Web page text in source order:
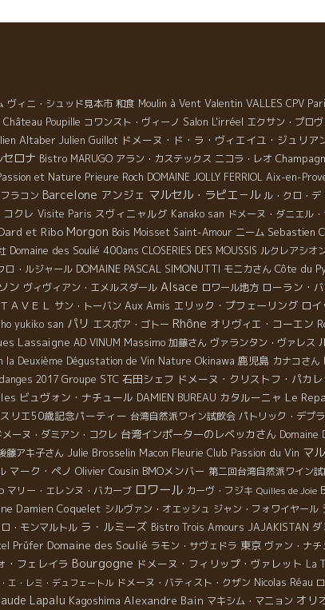
け。 彼らのPassionが、ワイン業界の大切な
る原動力になっていることは間違えのない
限、自分達が生計をたてる為に地球を汚す
もらいたい。地球は皆の家だ。 “美味しい
にやさしい”は両立する。
ヴィニ・シュッド見本市 和食 Moulin à Vent Valentin VALLES CPV
Château Poupille コワンスト・ヴィーノ Salon L'irréel エクサン・プロ
Altaber Julien Guillot ドメーヌ・ド・ラ・ヴィエイユ・ジュリア
ロナ Bistro MARUGO アラン・カステックス ニコラ・レオ
et Nature Prieure Roch DOMAINE JOLLY FERRIOL Aix-en-
ラコン Barcelone アンジェ マルセル・ラピエ－ル ル・クロ・デ
クレ Visite Paris スヴィニャルグ Kanako san ドメーヌ・ダニエル
et Ribo Morgon Bois Moisset Saint-Amour ニーム Sebastien
Domaine des Soulié 400ans CLOSERIES DES MOUSSIS ルクレアシオ
ロ・ルジャール DOMAINE PASCAL SIMONUTTI モニカさん Côte du
ン ヴィヴィアン・エメルスダール Alsace ロワール地方 ローラン・
ＴＡＶＥＬ サン・トーバン Aux Amis エリック・プフェーリング ロ
yukiko san パリ エスポア・ゴトー Rhône オリヴィエ・コーエン
Lassaigne AD VINUM Massimo 加藤さん ヴァランタン・ヴァレス
la Deuxième Dégustation de Vin Nature Okinawa 鹿児島 カナコさん
2017 Groupe STC 石田シェフ ドメーヌ・クリストフ・パカレ
ビュヴォン・ナチュール DAMIEN BUREAU カタルーニャ Le
リエ50歳記念パーティー 台湾自然派ワイン試飲会 パトリック・デプラ
メーヌ・ダミアン・コクレ 台湾インポーターのレベッカさん Domaine
藤アキ子さん Julie Brosselin Macon Fleurie Club Passion du Vin マ
マーク・ペノ Olivier Cousin BMOメンバー 第二回台湾自然派ワイン
マリー・エレンヌ・バカーブ ロワール カーヴ・フジキ Quilles de Joie
Damien Coquelet シルヴァン・オエッシュ ジャン・フォワイヤール
・モンマルトル ラ・ルミーズ Bistro Trois Amours JAJAKISTAN
Prüfer Domaine des Soulié ラモン・サヴェドラ 東京 ヴァン・ナチ
・フェレイラ Bourgogne ドメーヌ・フィリップ・ヴァレット La
エ・レミ・デュフェートル ドメーヌ・バティスト・クザン Nicolas Réau
Lapalu Kagoshima Alexandre Bain マキシム・マニョン オリ